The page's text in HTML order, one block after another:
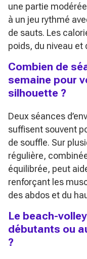
une partie
à un jeu rythmé
de sauts. Les
poids, du niveau et
Combien de
semaine pour
silhouette ?
Deux séances
suffisent souvent
de souffle. Sur
régulière,
équilibrée, peut
renforçant les
des abdos et du
Le beach-
débutants ou
?